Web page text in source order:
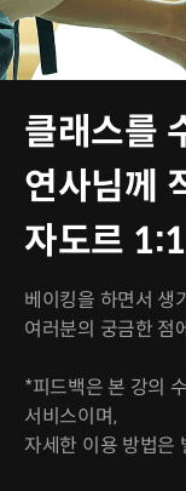
클래스를
연사님께
자도르
베이킹을 하면서 생
여러분의 궁금한 점
*피드백은 본 강의
서비스이며,
자세한 이용 방법은